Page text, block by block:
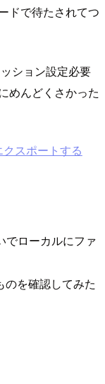
ドで待たされてつ
ション設定必要
めんどくさかった
スポートする
でローカルにファ
のを確認してみた